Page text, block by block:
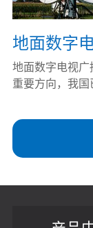
地面数字
地面数字电视广
重要方向，我国